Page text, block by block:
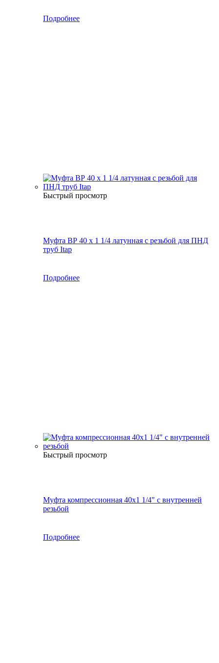
Подробнее
Быстрый просмотр
Муфта ВР 40 х 1 1/4 латунная с резьбой для ПНД
труб Itap
Подробнее
Быстрый просмотр
Муфта компрессионная 40х1 1/4" с внутренней
резьбой
Подробнее